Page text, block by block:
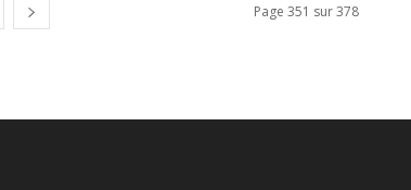
Page 351 sur 378